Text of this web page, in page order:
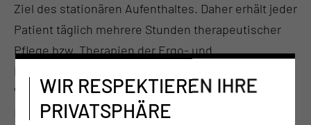
Ziel des stationären Aufenthaltes. Daher erhält jeder
Patient täglich mehrere Stunden therapeutischer
Pflege bzw. Therapien der Ergo- und
Physiotherapie, Logopädie oder Musiktherapie. Des
Weiteren sind Neuropsychologinnen an der
Behandlung beteiligt. Die Ärztinnen und Ärzte der
WIR RESPEKTIEREN IHRE
PRIVATSPHÄRE